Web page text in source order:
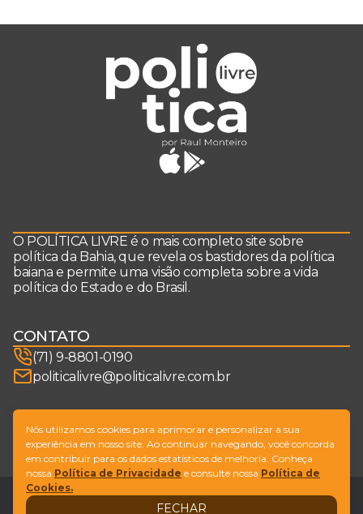
O POLÍTICA LIVRE é o mais completo site sobre
política da Bahia, que revela os bastidores da política
baiana e permite uma visão completa sobre a vida
política do Estado e do Brasil.
CONTATO
(71) 9-8801-0190
politicalivre@politicalivre.com.br
SIGA-NOS
LegalFale conosco
Nós utilizamos cookies para aprimorar e personalizar a sua
experiência em nosso site. Ao continuar navegando, você concorda
em contribuir para os dados estatísticos de melhoria. Conheça
nossa Política de Privacidade e consulte nossa Política de
Cookies.
FECHAR